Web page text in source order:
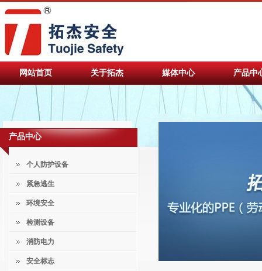
网站首页 关于拓杰 媒体中心 产品中
产品中心
个人防护设备
紧急逃生
环境安全
检测设备
消防电力
安全标志